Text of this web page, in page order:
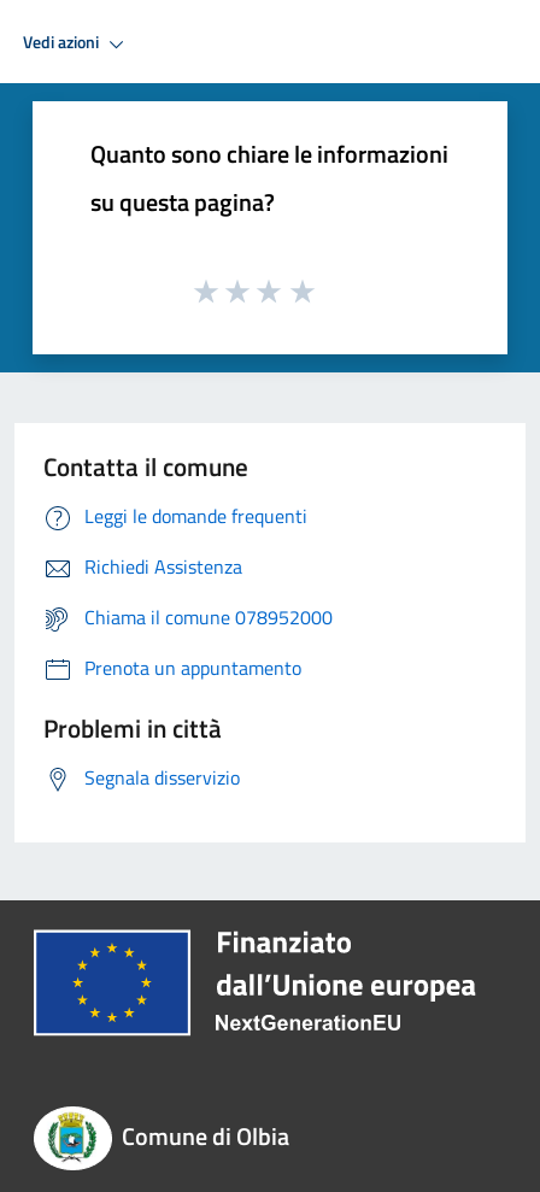
Vedi azioni
Quanto sono chiare le informazioni
su questa pagina?
Contatta il comune
Leggi le domande frequenti
Richiedi Assistenza
Chiama il comune 078952000
Prenota un appuntamento
Problemi in città
Segnala disservizio
Comune di Olbia